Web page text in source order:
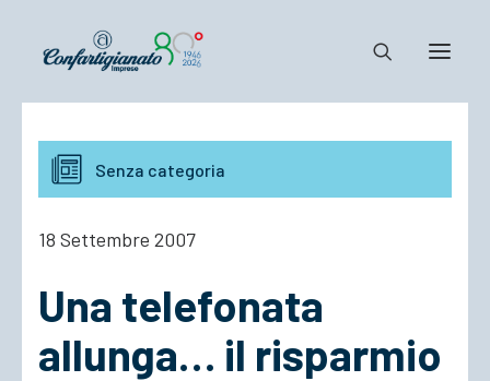
Notizie e Documenti
Confartigianato
Cosa Facciamo
Senza categoria
18 Settembre 2007
Una telefonata
allunga… il risparmio